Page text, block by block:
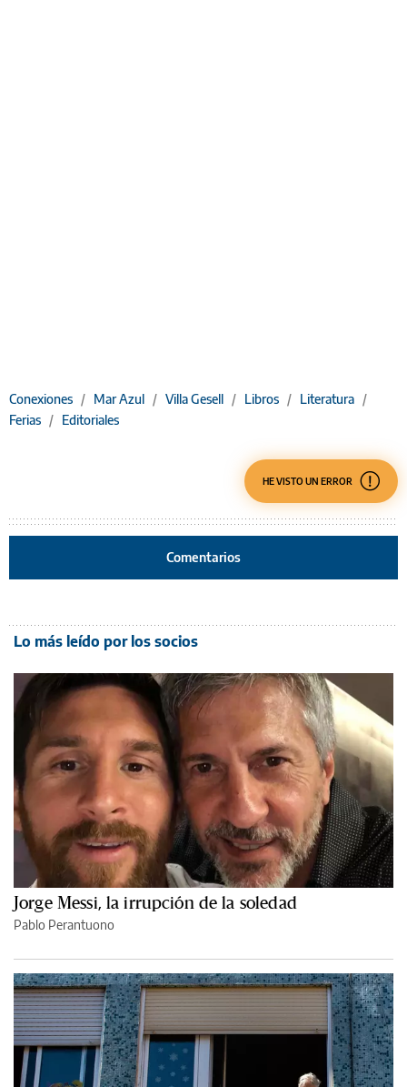
Conexiones / Mar Azul / Villa Gesell / Libros / Literatura /
Ferias / Editoriales
HE VISTO UN ERROR
Comentarios
Lo más leído por los socios
Jorge Messi, la irrupción de la soledad
Pablo Perantuono